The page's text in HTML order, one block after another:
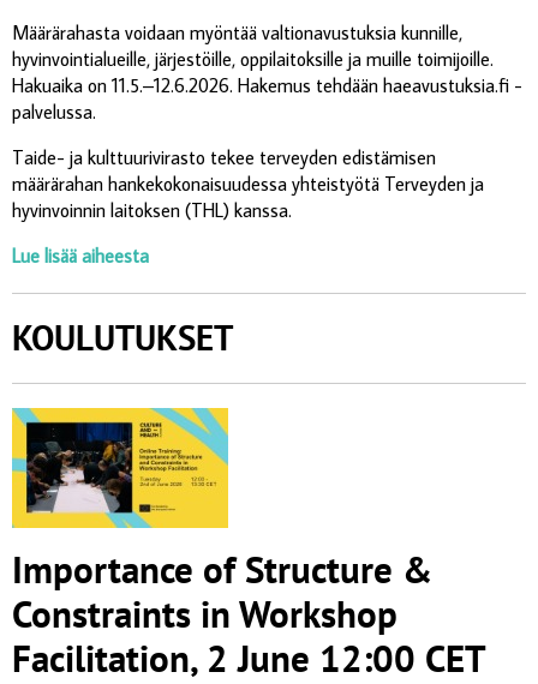
Määrärahasta voidaan myöntää valtionavustuksia kunnille,
hyvinvointialueille, järjestöille, oppilaitoksille ja muille toimijoille.
Hakuaika on 11.5.–12.6.2026. Hakemus tehdään haeavustuksia.fi -
palvelussa.
Taide- ja kulttuurivirasto tekee terveyden edistämisen
määrärahan hankekokonaisuudessa yhteistyötä Terveyden ja
hyvinvoinnin laitoksen (THL) kanssa.
Lue lisää aiheesta
KOULUTUKSET
Importance of Structure &
Constraints in Workshop
Facilitation, 2 June 12:00 CET